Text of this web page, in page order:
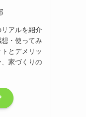
アルを紹介
・使ってみ
とデメリッ
家づくりの